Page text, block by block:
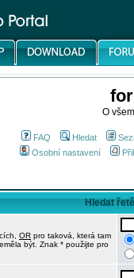
O
FAQ Hledat
Osobní nastavení
Hledat
OR pro taková, která tam
být. Znak * použijte pro